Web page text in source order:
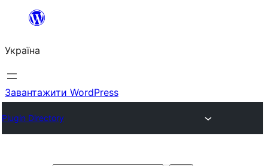
Перейти
вмісту
Україна
Завантажити WordPress
Plugin Directory